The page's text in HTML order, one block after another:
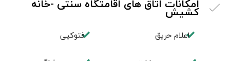
امکانات اتاق های اقامتگاه سنتی -خانه
کشیش
اعلام حریق فتوکپی